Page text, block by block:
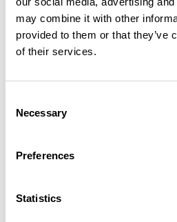
may combine it with other
provided to them or that they’ve
of their services.
Selection
Necessary
Preferences
Statistics
12 sept.
Début incomber d'éboulis.
montee après Menee impossible
difficile.